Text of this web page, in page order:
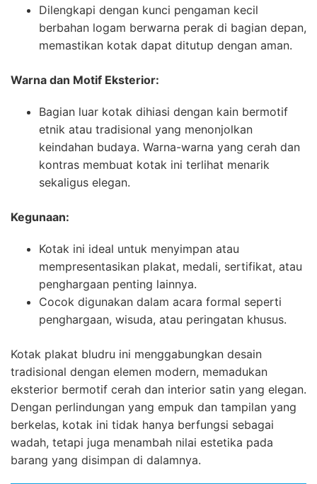
Dilengkapi dengan kunci pengaman kecil
berbahan logam berwarna perak di bagian depan,
memastikan kotak dapat ditutup dengan aman.
Warna dan Motif Eksterior:
Bagian luar kotak dihiasi dengan kain bermotif
etnik atau tradisional yang menonjolkan
keindahan budaya. Warna-warna yang cerah dan
kontras membuat kotak ini terlihat menarik
sekaligus elegan.
Kegunaan:
Kotak ini ideal untuk menyimpan atau
mempresentasikan plakat, medali, sertifikat, atau
penghargaan penting lainnya.
Cocok digunakan dalam acara formal seperti
penghargaan, wisuda, atau peringatan khusus.
Kotak plakat bludru ini menggabungkan desain
tradisional dengan elemen modern, memadukan
eksterior bermotif cerah dan interior satin yang elegan.
Dengan perlindungan yang empuk dan tampilan yang
berkelas, kotak ini tidak hanya berfungsi sebagai
wadah, tetapi juga menambah nilai estetika pada
barang yang disimpan di dalamnya.